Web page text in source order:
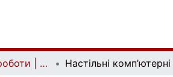
Бакалаврські роботи | Bachelor theses